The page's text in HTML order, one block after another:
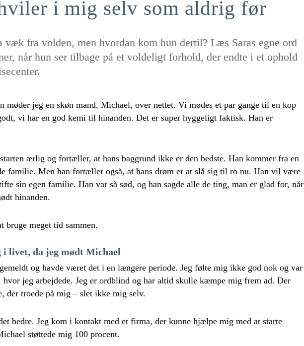
i mig selv som aldrig før
væk fra volden, men hvordan kom hun dertil? Læs Saras egne ord
når hun ser tilbage på et voldeligt forhold, der endte i et ophold
møder jeg en skøn mand, Michael, over nettet. Vi mødes et par gange til en kop
vi har en god kemi til hinanden. Det er super hyggeligt faktisk. Han er
ærlig og fortæller, at hans baggrund ikke er den bedste. Han kommer fra en
familie. Men han fortæller også, at hans drøm er at slå sig til ro nu. Han vil være
sin egen familie. Han var så sød, og han sagde alle de ting, man er glad for, når
hinanden.
bruge meget tid sammen.
livet, da jeg mødt Michael
og havde været det i en længere periode. Jeg følte mig ikke god nok og var
hvor jeg arbejdede. Jeg er ordblind og har altid skulle kæmpe mig frem ad. Der
der troede på mig – slet ikke mig selv.
bedre. Jeg kom i kontakt med et firma, der kunne hjælpe mig med at starte
støttede mig 100 procent.